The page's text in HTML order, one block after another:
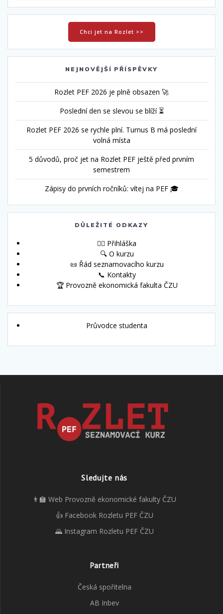
Chci jet na Rozlet >>
NEJNOVĚJŠÍ PŘÍSPĚVKY
Rozlet PEF 2026 je plně obsazen 🚀
Poslední den se slevou se blíží ⏳
Rozlet PEF 2026 se rychle plní. Turnus B má poslední
volná místa
5 důvodů, proč jet na Rozlet PEF ještě před prvním
semestrem
Zápisy do prvních ročníků: vítej na PEF 🎓
DŮLEŽITÉ ODKAZY
🙋‍♀️ Přihláška
🔍 O kurzu
📜 Řád seznamovacího kurzu
📞 Kontakty
🏆 Provozně ekonomická fakulta ČZU
Průvodce studenta
Sledujte nás
👨‍🏫 Web Provozně ekonomické fakulty ČZU
👍 Facebook Rozletu PEF ČZU
🌄 Instagram Rozletu PEF ČZU
Partneři
Česká spořitelna
AB Inbev